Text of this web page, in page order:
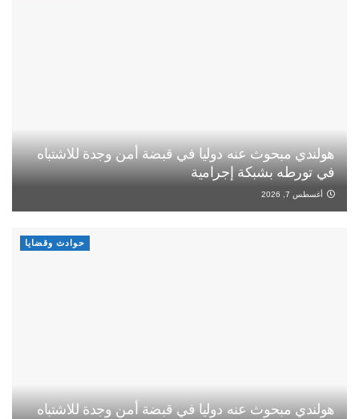
هولندي مبحوث عنه دوليا في قبضة أمن وجدة للاشتباه
في تورطه بشبكة إجرامية
أغسطس 7, 2026
حوادث وقضايا
هولندي مبحوث عنه دوليا في قبضة أمن وجدة للاشتباه